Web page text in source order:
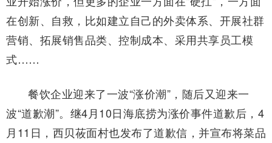
在创新、自救，比如建立自己的外卖体系、开展社群
营销、拓展销售品类、控制成本、采用共享员工模
式……
餐饮企业迎来了一波“涨价潮”，随后又迎来一
波“道歉潮”。继4月10日海底捞为涨价事件道歉后，4
月11日，西贝莜面村也发布了道歉信，并宣布将菜品